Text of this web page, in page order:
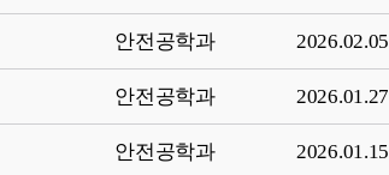
안전공학과 2026.02.05
안전공학과 2026.01.27
안전공학과 2026.01.15